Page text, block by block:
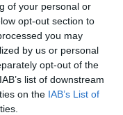
of your personal or
opt-out section to
you may
by us or personal
opt-out of the
list of downstream
on the IAB’s List of